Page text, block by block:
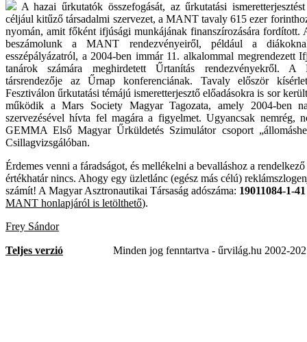
A hazai űrkutatók összefogását, az űrkutatási
céljául kitűző társadalmi szervezet, a MANT tavaly 615 ezer
nyomán, amit főként ifjúsági munkájának finanszírozására
beszámolunk a MANT rendezvényeiről, például a
esszépályázatról, a 2004-ben immár 11. alkalommal megrendezett
tanárok számára meghirdetett Űrtanítás rendezvényekről.
társrendezője az Űrnap konferenciának. Tavaly először
Fesztiválon űrkutatási témájú ismeretterjesztő előadásokra is sor
működik a Mars Society Magyar Tagozata, amely 2004-ben
szervezésével hívta fel magára a figyelmet. Ugyancsak nemrég,
GEMMA Első Magyar Űrküldetés Szimulátor csoport
Csillagvizsgálóban.
Érdemes venni a fáradságot, és mellékelni a bevalláshoz a
értékhatár nincs. Ahogy egy üzletlánc (egész más célú)
számít! A Magyar Asztronautikai Társaság adószáma: 19011084-1-41
MANT honlapjáról is letölthető).
Frey Sándor
Teljes verzió Minden jog fenntartva - űrvilág.hu 2002-